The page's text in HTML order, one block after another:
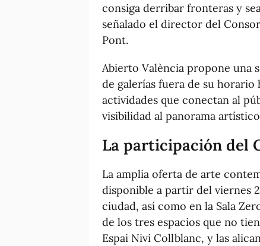
consiga derribar fronteras y
señalado el director del
Pont.
Abierto València propone una
de galerías fuera de su
actividades que conectan al
visibilidad al panorama
La participación del
La amplia oferta de arte
disponible a partir del viernes
ciudad, así como en la Sala
de los tres espacios que no
Espai Nivi Collblanc, y las